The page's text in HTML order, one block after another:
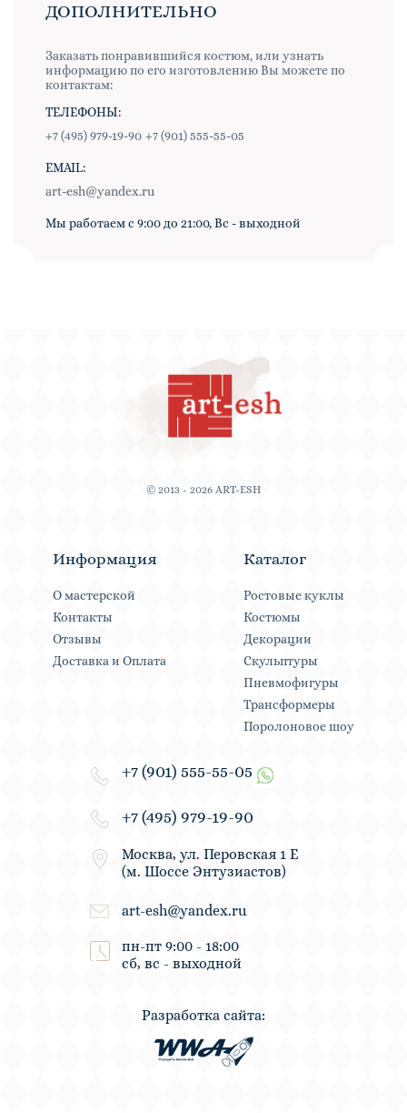
ДОПОЛНИТЕЛЬНО
Заказать понравившийся костюм, или узнать
информацию по его изготовлению Вы можете по
контактам:
ТЕЛЕФОНЫ:
+7 (495) 979-19-90 +7 (901) 555-55-05
EMAIL:
art-esh@yandex.ru
Мы работаем с 9:00 до 21:00, Вс - выходной
© 2013 - 2026 ART-ESH
Информация
О мастерской
Контакты
Отзывы
Доставка и Оплата
Каталог
Ростовые куклы
Костюмы
Декорации
Скульптуры
Пневмофигуры
Трансформеры
Поролоновое шоу
+7 (901) 555-55-05
+7 (495) 979-19-90
Москва, ул. Перовская 1 Е
(м. Шоссе Энтузиастов)
art-esh@yandex.ru
пн-пт 9:00 - 18:00
сб, вс - выходной
Разработка сайта: